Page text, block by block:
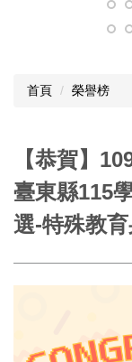
首頁 榮譽榜
【恭賀】
臺東縣115
選-特殊教